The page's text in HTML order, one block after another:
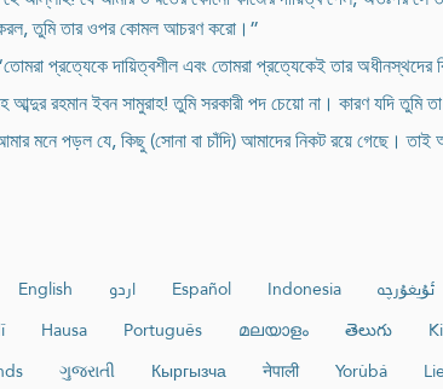
তুমি তার ওপর কোমল আচরণ করো।”
প্রত্যেকে দায়িত্বশীল এবং তোমরা প্রত্যেকেই তার অধীনস্থদের
আব্দুর রহমান ইবন সামুরাহ! তুমি সরকারী পদ চেয়ো না। কারণ যদি তুমি
মনে পড়ল যে, কিছু (সোনা বা চাঁদি) আমাদের নিকট রয়ে গেছে।
English اردو Español Indonesia ئۇيغۇرچە
Hausa Português മലയാളം తెలుగు
ગુજરાતી Кыргызча नेपाली Yorùbá